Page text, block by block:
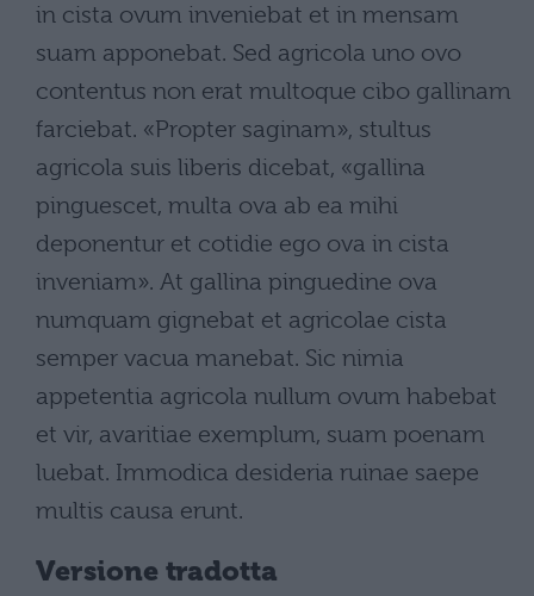
in cista ovum inveniebat et in mensam
suam apponebat. Sed agricola uno ovo
contentus non erat multoque cibo gallinam
farciebat. «Propter saginam», stultus
agricola suis liberis dicebat, «gallina
pinguescet, multa ova ab ea mihi
deponentur et cotidie ego ova in cista
inveniam». At gallina pinguedine ova
numquam gignebat et agricolae cista
semper vacua manebat. Sic nimia
appetentia agricola nullum ovum habebat
et vir, avaritiae exemplum, suam poenam
luebat. Immodica desideria ruinae saepe
multis causa erunt.
Versione tradotta